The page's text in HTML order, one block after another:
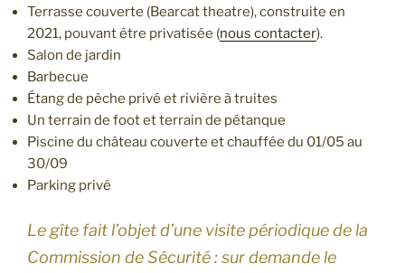
Terrasse couverte (Bearcat theatre), construite en
2021, pouvant être privatisée (nous contacter).
Salon de jardin
Barbecue
Étang de pêche privé et rivière à truites
Un terrain de foot et terrain de pétanque
Piscine du château couverte et chauffée du 01/05 au
30/09
Parking privé
Le gîte fait l’objet d’une visite périodique de la
Commission de Sécurité : sur demande le